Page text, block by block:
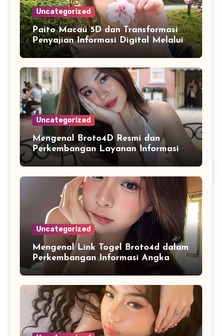
Uncategorized
Paito Macau 5D dan Transformasi
Penyajian Informasi Digital Melalui
Visualisasi Data Modern
Uncategorized
Mengenal Broto4D Resmi dan
Perkembangan Layanan Informasi
Berbasis Teknologi Modern
Uncategorized
Mengenal Link Togel Broto4d dalam
Perkembangan Informasi Angka
Digital